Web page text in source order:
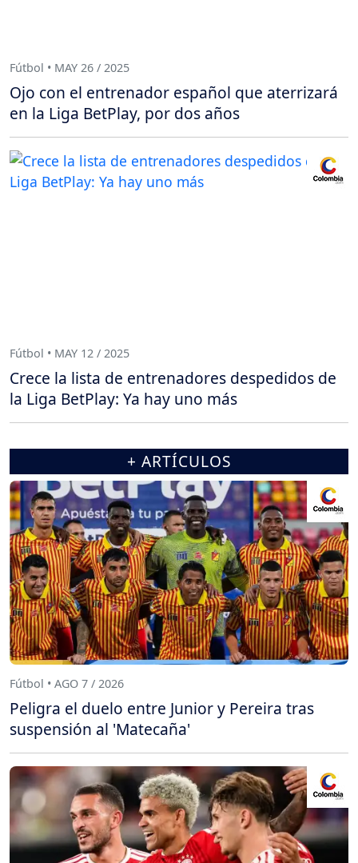
Fútbol • MAY 26 / 2025
Ojo con el entrenador español que aterrizará
en la Liga BetPlay, por dos años
Fútbol • MAY 12 / 2025
Crece la lista de entrenadores despedidos de
la Liga BetPlay: Ya hay uno más
+ ARTÍCULOS
Fútbol • AGO 7 / 2026
Peligra el duelo entre Junior y Pereira tras
suspensión al 'Matecaña'